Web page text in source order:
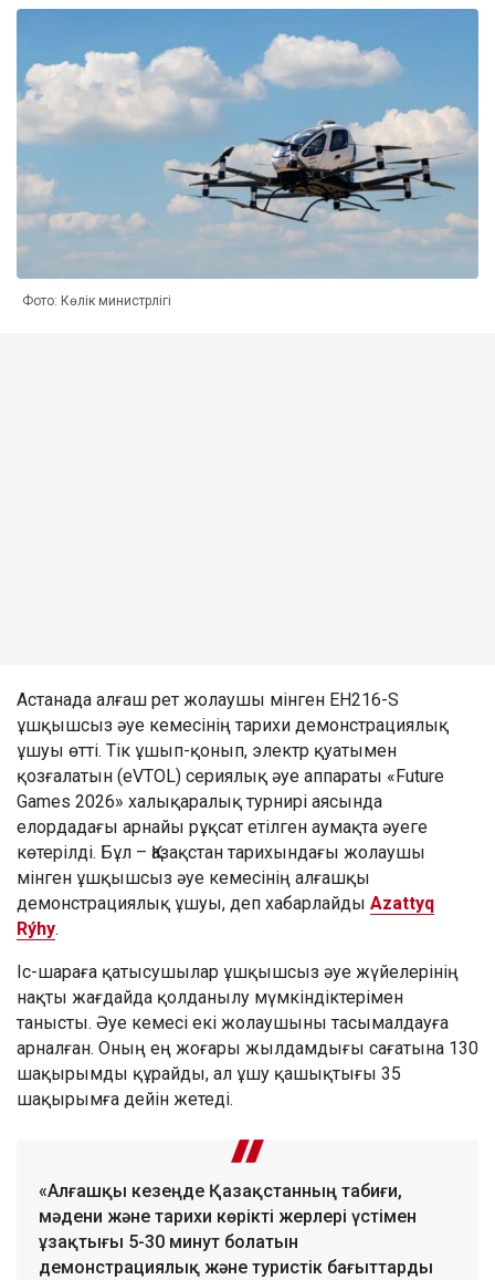
Фото: Көлік министрлігі
Астанада алғаш рет жолаушы мінген EH216-S
ұшқышсыз әуе кемесінің тарихи демонстрациялық
ұшуы өтті. Тік ұшып-қонып, электр қуатымен
қозғалатын (eVTOL) сериялық әуе аппараты «Future
Games 2026» халықаралық турнирі аясында
елордадағы арнайы рұқсат етілген аумақта әуеге
көтерілді. Бұл – Қазақстан тарихындағы жолаушы
мінген ұшқышсыз әуе кемесінің алғашқы
демонстрациялық ұшуы, деп хабарлайды Azattyq
Rýhy.
Іс-шараға қатысушылар ұшқышсыз әуе жүйелерінің
нақты жағдайда қолданылу мүмкіндіктерімен
танысты. Әуе кемесі екі жолаушыны тасымалдауға
арналған. Оның ең жоғары жылдамдығы сағатына 130
шақырымды құрайды, ал ұшу қашықтығы 35
шақырымға дейін жетеді.
«Алғашқы кезеңде Қазақстанның табиғи,
мәдени және тарихи көрікті жерлері үстімен
ұзақтығы 5-30 минут болатын
демонстрациялық және туристік бағыттарды